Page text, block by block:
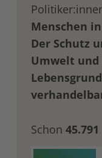
Menschen
Der Schutz
Umwelt und
Schon 45.791